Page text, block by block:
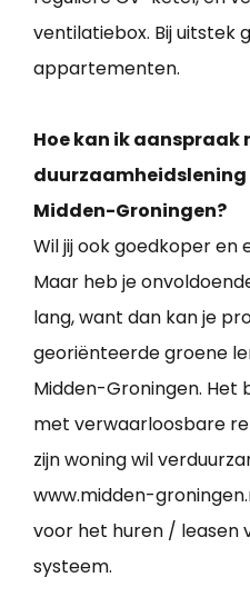
ventilatiebox. Bij uitstek
appartementen.
Hoe kan ik aanspraak
duurzaamheidslening
Midden-Groningen?
Wil jij ook goedkoper
Maar heb je
lang, want dan kan je
georiënteerde groene
Midden-Groningen. Het
met verwaarloosbare
zijn woning wil
www.midden-
voor het huren / leasen
systeem.